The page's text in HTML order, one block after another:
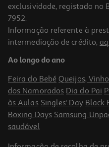
Livro Cartões De Revisão -
13.41 €/un
PVP de editor
13,41 €
exclusividade, registado no
7952.
Informação referente à
intermediação de crédito,
Ao longo do ano
Feira do Bebé Queijos,
dos Namorados Dia do Pai
às Aulas Singles' Day Black
Boxing Days Samsung
saudável